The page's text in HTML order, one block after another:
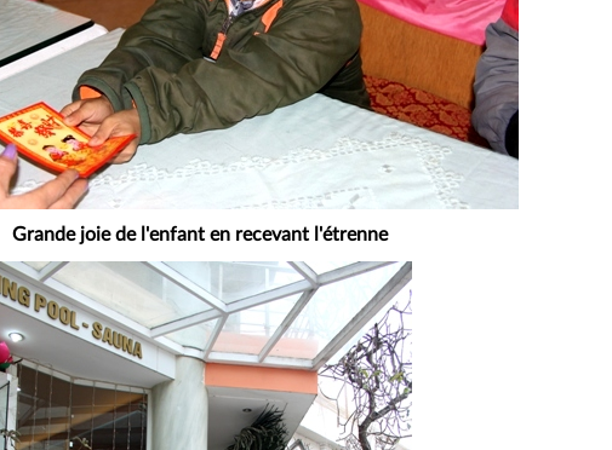
Grande joie de l'enfant en recevant l'étrenne